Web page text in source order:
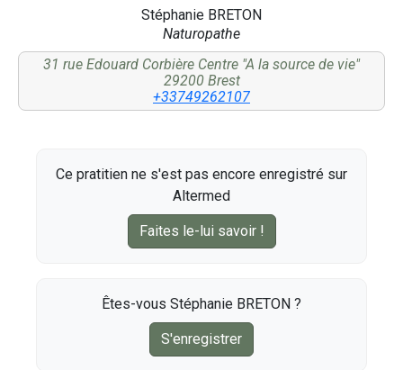
Stéphanie BRETON
Naturopathe
31 rue Edouard Corbière Centre "A la source de vie"
29200 Brest
+33749262107
Ce pratitien ne s'est pas encore enregistré sur
Altermed
Faites le-lui savoir !
Êtes-vous Stéphanie BRETON ?
S'enregistrer